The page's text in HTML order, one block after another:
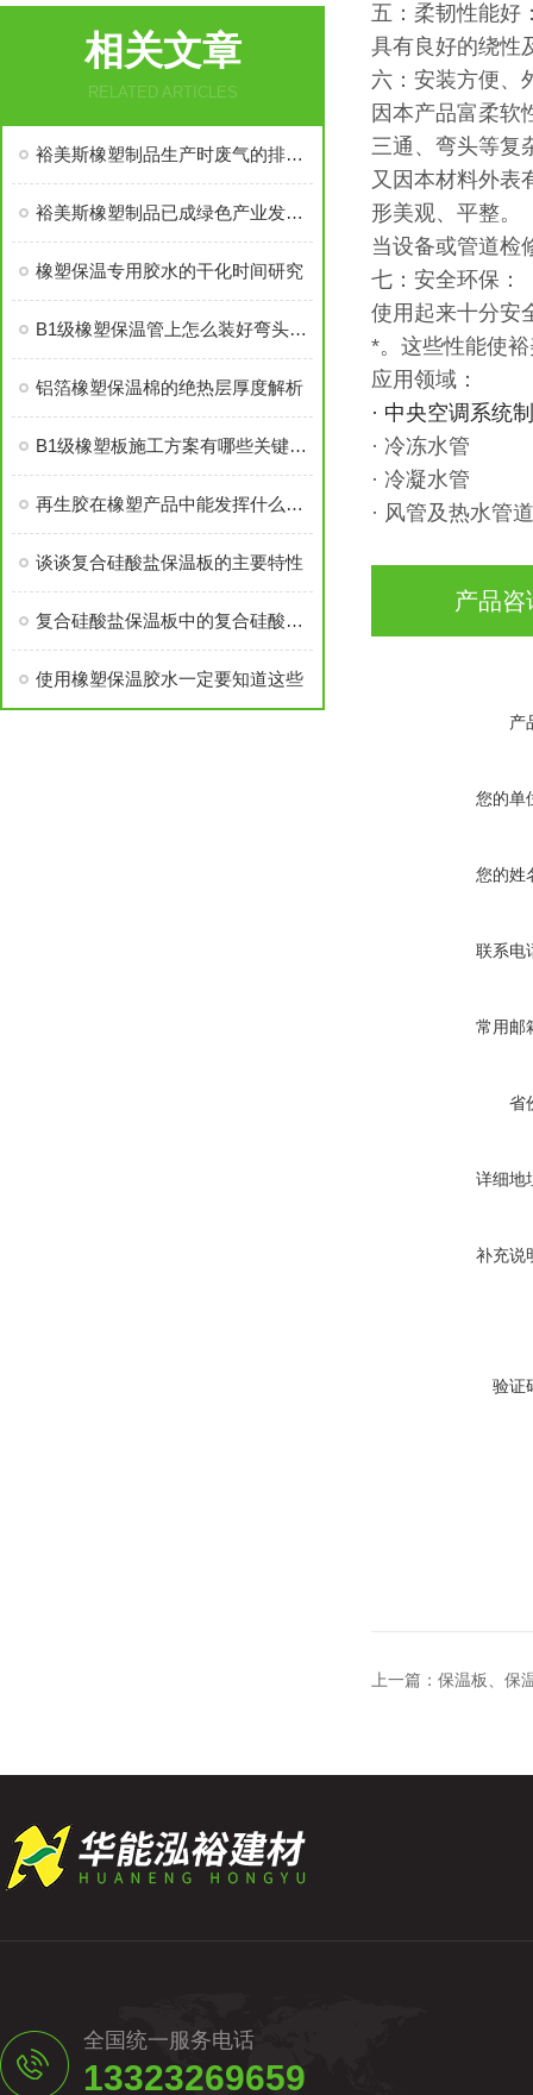
相关文章
RELATED ARTICLES
裕美斯橡塑制品生产时废气的排放及处理讲解
裕美斯橡塑制品已成绿色产业发展“主旋律”
橡塑保温专用胶水的干化时间研究
B1级橡塑保温管上怎么装好弯头和阀门？
铝箔橡塑保温棉的绝热层厚度解析
B1级橡塑板施工方案有哪些关键点要注意？
再生胶在橡塑产品中能发挥什么用途？
谈谈复合硅酸盐保温板的主要特性
复合硅酸盐保温板中的复合硅酸盐是什么材料？
使用橡塑保温胶水一定要知道这些
五：柔韧性能好
具有良好的绕性
六：安装方便、
因本产品富柔软
三通、弯头等复
又因本材料外表
形美观、平整。
当设备或管道检
七：安全环保：
使用起来十分安
*。这些性能使
应用领域：
· 中央空调系统
· 冷冻水管
· 冷凝水管
· 风管及热水管
产品咨
产
您的单
您的姓
联系电
常用邮
省
详细地
补充说
验证
上一篇： 保温板、保
全国统一服务电话
13323269659